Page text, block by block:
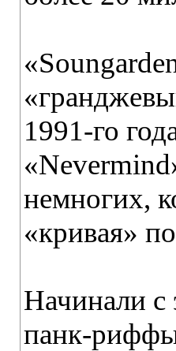
1991-го
немногих,
«кривая»
Начинали с
панк-